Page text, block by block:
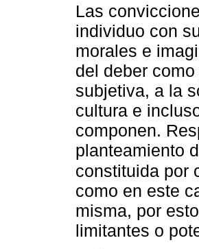
Las
individuo con
morales e
del deber
subjetiva, a la
cultura e
componen.
planteamiento
constituida por
como en este
misma, por
limitantes o